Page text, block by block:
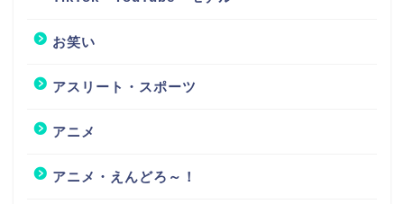
お笑い
アスリート・スポーツ
アニメ
アニメ・えんどろ～！